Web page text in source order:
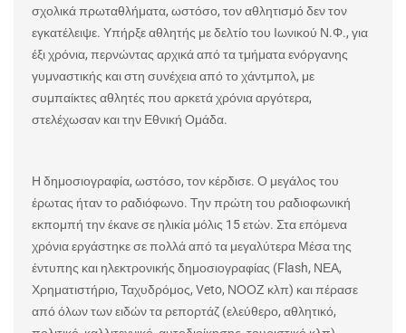
σχολικά πρωταθλήματα, ωστόσο, τον αθλητισμό δεν τον
εγκατέλειψε. Υπήρξε αθλητής με δελτίο του Ιωνικού Ν.Φ., για
έξι χρόνια, περνώντας αρχικά από τα τμήματα ενόργανης
γυμναστικής και στη συνέχεια από το χάντμπολ, με
συμπαίκτες αθλητές που αρκετά χρόνια αργότερα,
στελέχωσαν και την Εθνική Ομάδα.
Η δημοσιογραφία, ωστόσο, τον κέρδισε. Ο μεγάλος του
έρωτας ήταν το ραδιόφωνο. Την πρώτη του ραδιοφωνική
εκπομπή την έκανε σε ηλικία μόλις 15 ετών. Στα επόμενα
χρόνια εργάστηκε σε πολλά από τα μεγαλύτερα Μέσα της
έντυπης και ηλεκτρονικής δημοσιογραφίας (Flash, ΝΕΑ,
Χρηματιστήριο, Ταχυδρόμος, Veto, ΝΟΟΖ κλπ) και πέρασε
από όλων των ειδών τα ρεπορτάζ (ελεύθερο, αθλητικό,